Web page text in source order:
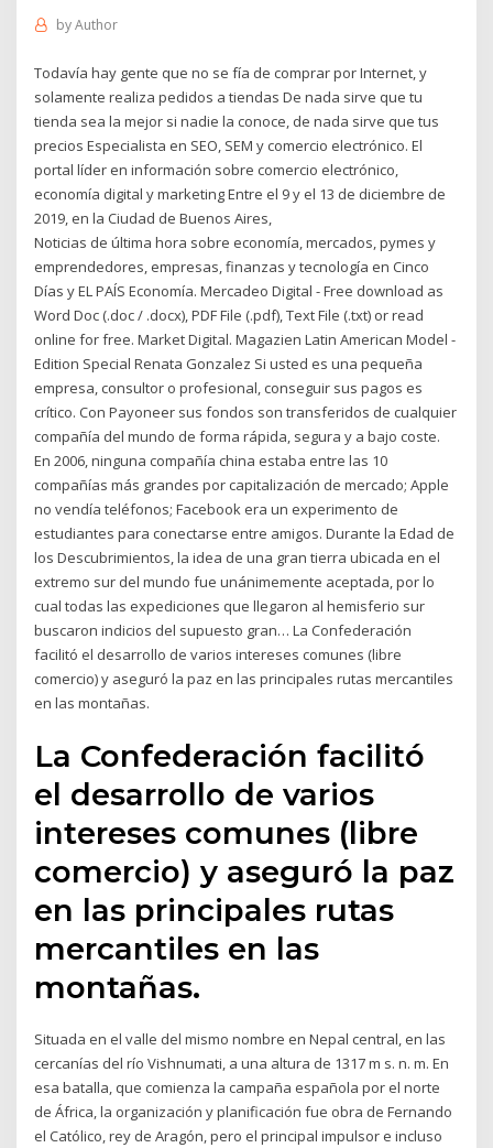
byAuthor
Todavía hay gente que no se fía de comprar por Internet, y
solamente realiza pedidos a tiendas De nada sirve que tu
tienda sea la mejor si nadie la conoce, de nada sirve que tus
precios Especialista en SEO, SEM y comercio electrónico. El
portal líder en información sobre comercio electrónico,
economía digital y marketing Entre el 9 y el 13 de diciembre de
2019, en la Ciudad de Buenos Aires,
Noticias de última hora sobre economía, mercados, pymes y
emprendedores, empresas, finanzas y tecnología en Cinco
Días y EL PAÍS Economía. Mercadeo Digital - Free download as
Word Doc (.doc / .docx), PDF File (.pdf), Text File (.txt) or read
online for free. Market Digital. Magazien Latin American Model -
Edition Special Renata Gonzalez Si usted es una pequeña
empresa, consultor o profesional, conseguir sus pagos es
crítico. Con Payoneer sus fondos son transferidos de cualquier
compañía del mundo de forma rápida, segura y a bajo coste.
En 2006, ninguna compañía china estaba entre las 10
compañías más grandes por capitalización de mercado; Apple
no vendía teléfonos; Facebook era un experimento de
estudiantes para conectarse entre amigos. Durante la Edad de
los Descubrimientos, la idea de una gran tierra ubicada en el
extremo sur del mundo fue unánimemente aceptada, por lo
cual todas las expediciones que llegaron al hemisferio sur
buscaron indicios del supuesto gran… La Confederación
facilitó el desarrollo de varios intereses comunes (libre
comercio) y aseguró la paz en las principales rutas mercantiles
en las montañas.
La Confederación facilitó
el desarrollo de varios
intereses comunes (libre
comercio) y aseguró la paz
en las principales rutas
mercantiles en las
montañas.
Situada en el valle del mismo nombre en Nepal central, en las
cercanías del río Vishnumati, a una altura de 1317 m s. n. m. En
esa batalla, que comienza la campaña española por el norte
de África, la organización y planificación fue obra de Fernando
el Católico, rey de Aragón, pero el principal impulsor e incluso